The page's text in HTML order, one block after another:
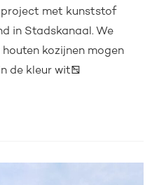
project met kunststof
in Stadskanaal. We
kozijnen mogen
de kleur wit…